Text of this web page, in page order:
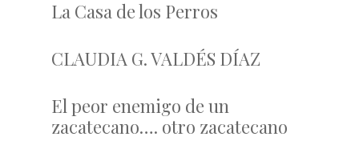
La Casa de los Perros
CLAUDIA G. VALDÉS DÍAZ
El peor enemigo de un
zacatecano…. otro zacatecano